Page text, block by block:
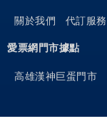
關於我們 代訂服務
愛票網門市據點
高雄漢神巨蛋門市